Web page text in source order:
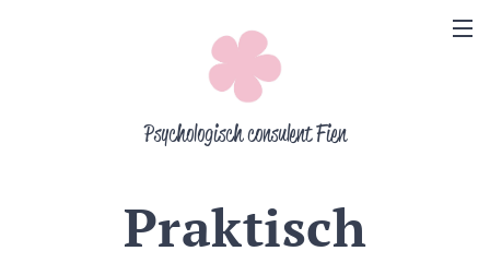
Psychologisch consulent Fien
Praktisch